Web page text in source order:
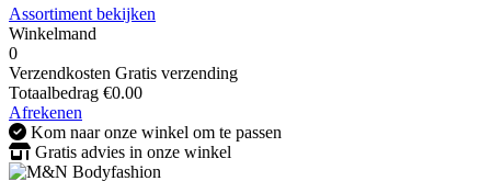
Assortiment bekijken
Winkelmand
0
Verzendkosten Gratis verzending
Totaalbedrag €0.00
Afrekenen
Kom naar onze winkel om te passen
Gratis advies in onze winkel